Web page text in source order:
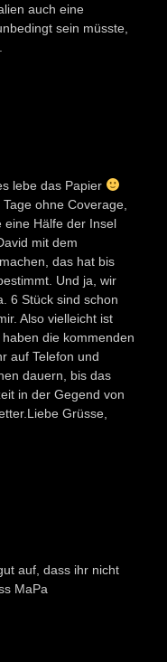
auch eine
sein müsste,
lebe das Papier
ohne Coverage,
eine Hälfe der Insel
mit dem
das hat bis
Und ja, wir
6 Stück sind schon
Also vielleicht ist
die kommenden
auf Telefon und
dauern, bis das
in der Gegend von
Grüsse,
auf, dass ihr nicht
MaPa